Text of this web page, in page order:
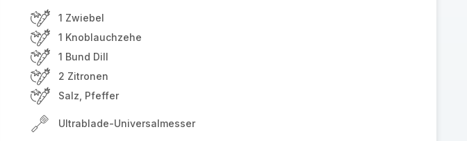
1 Zwiebel
1 Knoblauchzehe
1 Bund Dill
2 Zitronen
Salz, Pfeffer
Ultrablade-Universalmesser